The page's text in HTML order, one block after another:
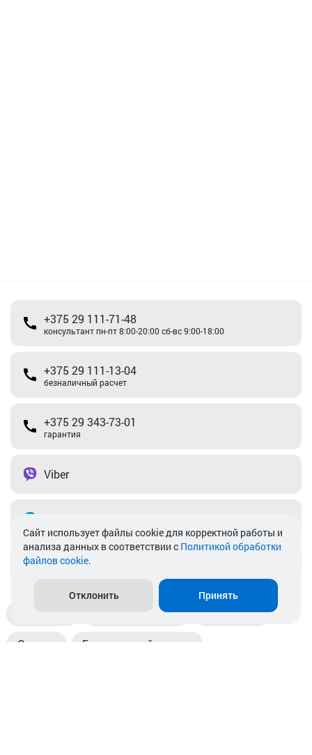
+375 29 111-71-48
консультант пн-пт 8:00-20:00 сб-вс 9:00-18:00
+375 29 111-13-04
безналичный расчет
+375 29 343-73-01
гарантия
Viber
info@akkamulik.by
Пункты выдачи Магазины
Оплата Безналичный расчет
Cайт использует файлы cookie для корректной работы и
анализа данных в соответствии с Политикой обработки
файлов cookie.
Отклонить Принять